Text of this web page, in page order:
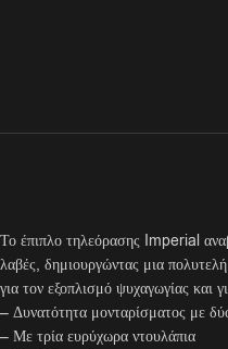
Το έπιπλο τηλεόρασης Imperial
λαβές, δημιουργώντας μια
για τον εξοπλισμό ψυχαγωγίας και
– Δυνατότητα μονταρίσματος με
– Με τρία ευρύχωρα ντουλάπια